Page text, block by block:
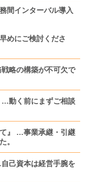
間インターバル導入
めにご検討くださ
略の構築が不可欠で
…動く前にまずご相談
て』 …事業承継・引継
。
己資本は経営手腕を